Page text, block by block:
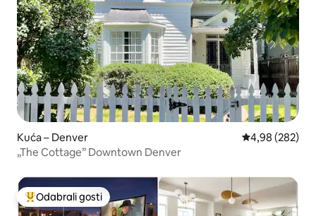
Kuća – Denver Prosječna
4,98 (282)
„The Cottage” Downtown Denver
Među najviše rangiranima s oznakom „Odabrali gosti”
Odabrali gosti